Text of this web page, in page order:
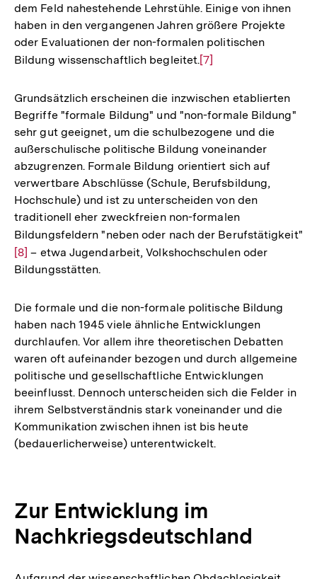
dem Feld nahestehende Lehrstühle. Einige von ihnen
haben in den vergangenen Jahren größere Projekte
oder Evaluationen der non-formalen politischen
Bildung wissenschaftlich begleitet.Zur
der
Fußnote
[7]
Grundsätzlich erscheinen die inzwischen etablierten
Begriffe "formale Bildung" und "non-formale Bildung"
sehr gut geeignet, um die schulbezogene und die
außerschulische politische Bildung voneinander
abzugrenzen. Formale Bildung orientiert sich auf
verwertbare Abschlüsse (Schule, Berufsbildung,
Hochschule) und ist zu unterscheiden von den
traditionell eher zweckfreien non-formalen
Bildungsfeldern "neben oder nach der Berufstätigkeit"
[8] – etwa Jugendarbeit, Volkshochschulen oder
Bildungsstätten.
Die formale und die non-formale politische Bildung
haben nach 1945 viele ähnliche Entwicklungen
durchlaufen. Vor allem ihre theoretischen Debatten
waren oft aufeinander bezogen und durch allgemeine
politische und gesellschaftliche Entwicklungen
beeinflusst. Dennoch unterscheiden sich die Felder in
ihrem Selbstverständnis stark voneinander und die
Kommunikation zwischen ihnen ist bis heute
(bedauerlicherweise) unterentwickelt.
Zur Entwicklung im
Nachkriegsdeutschland